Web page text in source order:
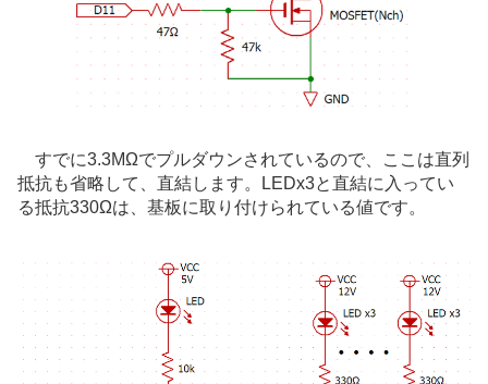
すでに3.3MΩでプルダウンされているので、ここは直列
抵抗も省略して、直結します。LEDx3と直結に入ってい
る抵抗330Ωは、基板に取り付けられている値です。